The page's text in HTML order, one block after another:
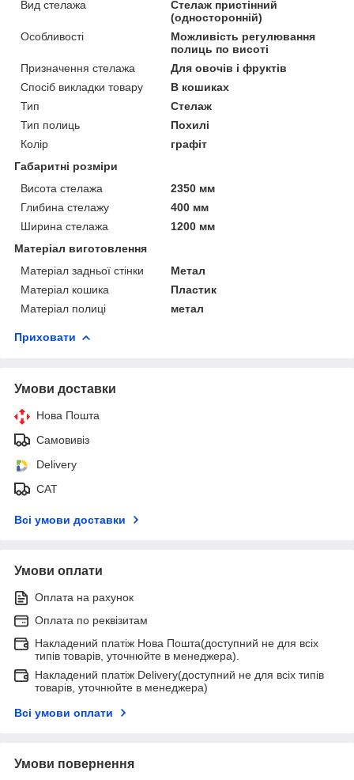
Вид стелажа
Стелаж пристінний
(односторонній)
Особливості
Можливість регулювання
полиць по висоті
Призначення стелажа
Для овочів і фруктів
Спосіб викладки товару
В кошиках
Тип
Стелаж
Тип полиць
Похилі
Колір
графіт
Габаритні розміри
Висота стелажа
2350 мм
Глибина стелажу
400 мм
Ширина стелажа
1200 мм
Матеріал виготовлення
Матеріал задньої стінки
Метал
Матеріал кошика
Пластик
Матеріал полиці
метал
Приховати
Умови доставки
Нова Пошта
Самовивіз
Delivery
САТ
Всі умови доставки
Умови оплати
Оплата на рахунок
Оплата по реквізитам
Накладений платіж Нова Пошта(доступний не для всіх
типів товарів, уточнюйте в менеджера).
Накладений платіж Delivery(доступний не для всіх типів
товарів, уточнюйте в менеджера)
Всі умови оплати
Умови повернення